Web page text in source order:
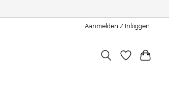
Aanmelden / Inloggen